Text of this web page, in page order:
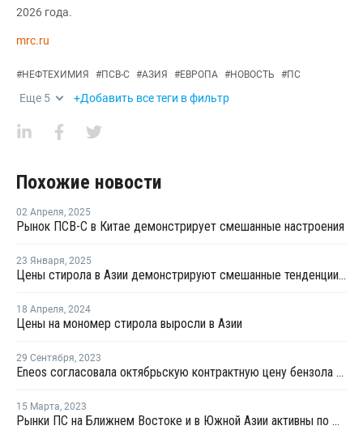
2026 года.
mrc.ru
#НЕФТЕХИМИЯ #ПСВ-С #АЗИЯ #ЕВРОПА #НОВОСТЬ #ПС
Еще 5 +Добавить все теги в фильтр
Похожие новости
02 Апреля, 2025
Рынок ПСВ-С в Китае демонстрирует смешанные настроения
23 Января, 2025
Цены стирола в Азии демонстрируют смешанные тенденции в январе
18 Апреля, 2024
Цены на мономер стирола выросли в Азии
29 Сентября, 2023
Eneos согласовала октябрьскую контрактную цену бензола в Азии
15 Марта, 2023
Рынки ПС на Ближнем Востоке и в Южной Азии активны по мере стабилизации цен стирола